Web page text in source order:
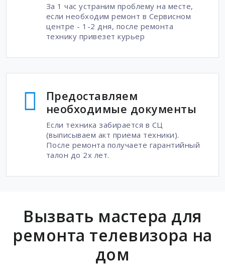
За 1 час устраним проблему на месте,
если необходим ремонт в Сервисном
центре - 1-2 дня, после ремонта
технику привезет курьер
Предоставляем
необходимые документы
Если техника забирается в СЦ
(выписываем акт приема техники).
После ремонта получаете гарантийный
талон до 2х лет.
Вызвать мастера для
ремонта телевизора на
дом